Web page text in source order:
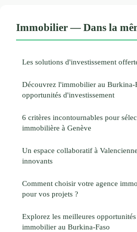
Immobilier — Dans la
Les solutions d'investissement
Découvrez l'immobilier au Burkina-
opportunités d'investissement
6 critères incontournables pour
immobilière à Genève
Un espace collaboratif à
innovants
Comment choisir votre agence
pour vos projets ?
Explorez les meilleures
immobilier au Burkina-Faso